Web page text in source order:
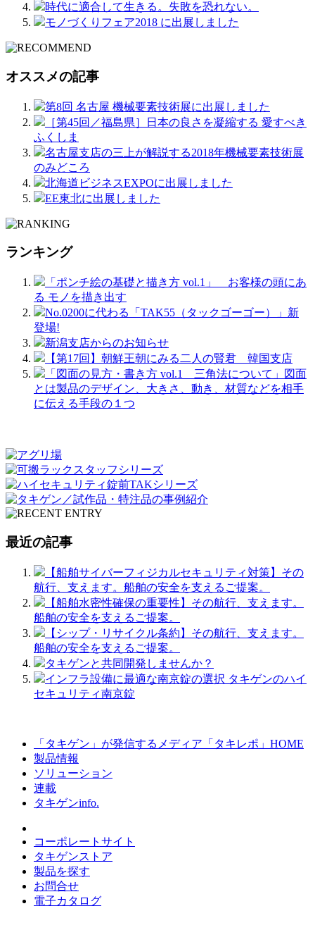
時代に適合して生きる。失敗を恐れない。
モノづくりフェア2018 に出展しました
オススメの記事
第8回 名古屋 機械要素技術展に出展しました
［第45回／福島県］日本の良さを凝縮する 愛すべき
ふくしま
名古屋支店の三上が解説する2018年機械要素技術展
のみどころ
北海道ビジネスEXPOに出展しました
EE東北に出展しました
ランキング
「ポンチ絵の基礎と描き方 vol.1」 お客様の頭にあ
る モノを描き出す
No.0200に代わる「TAK55（タックゴーゴー）」新
登場!
新潟支店からのお知らせ
【第17回】朝鮮王朝にみる二人の賢君 韓国支店
「図面の見方・書き方 vol.1 三角法について」図面
とは製品のデザイン、大きさ、動き、材質などを相手
に伝える手段の１つ
最近の記事
【船舶サイバーフィジカルセキュリティ対策】その
航行、支えます。船舶の安全を支えるご提案。
【船舶水密性確保の重要性】その航行、支えます。
船舶の安全を支えるご提案。
【シップ・リサイクル条約】その航行、支えます。
船舶の安全を支えるご提案。
タキゲンと共同開発しませんか？
インフラ設備に最適な南京錠の選択 タキゲンのハイ
セキュリティ南京錠
「タキゲン」が発信するメディア「タキレポ」HOME
製品情報
ソリューション
連載
タキゲンinfo.
コーポレートサイト
タキゲンストア
製品を探す
お問合せ
電子カタログ